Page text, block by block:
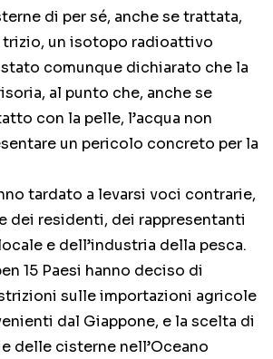
di per sé, anche se trattata,
un isotopo radioattivo
comunque dichiarato che la
al punto che, anche se
con la pelle, l’acqua non
un pericolo concreto per la
tardato a levarsi voci contrarie,
dei residenti, dei rappresentanti
e dell’industria della pesca.
15 Paesi hanno deciso di
sulle importazioni agricole
dal Giappone, e la scelta di
delle cisterne nell’Oceano